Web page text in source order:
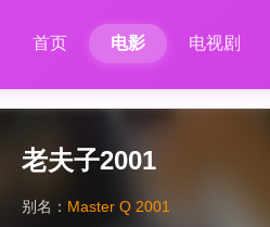
首页 电影 电视剧
老夫子2001
别名： Master Q 2001